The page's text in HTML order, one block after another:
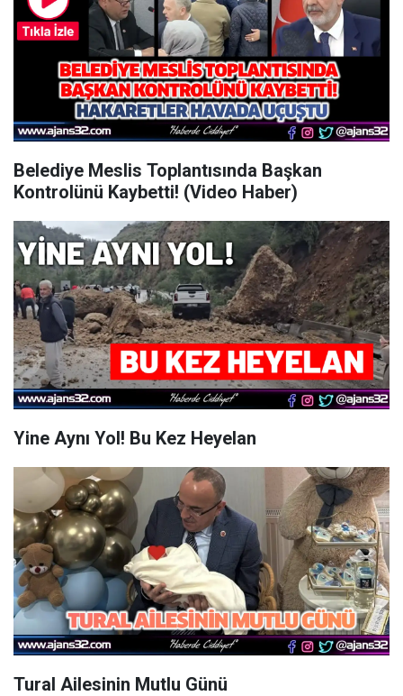
Belediye Meslis Toplantısında Başkan
Kontrolünü Kaybetti! (Video Haber)
Yine Aynı Yol! Bu Kez Heyelan
Tural Ailesinin Mutlu Günü